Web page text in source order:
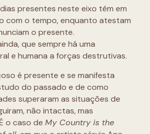
presentes neste eixo têm em
com o tempo, enquanto atestam
o presente.
que sempre há uma
e humana a forças destrutivas.
é presente e se manifesta
do passado e de como
superaram as situações de
não intactas, mas
o caso de My Country is the